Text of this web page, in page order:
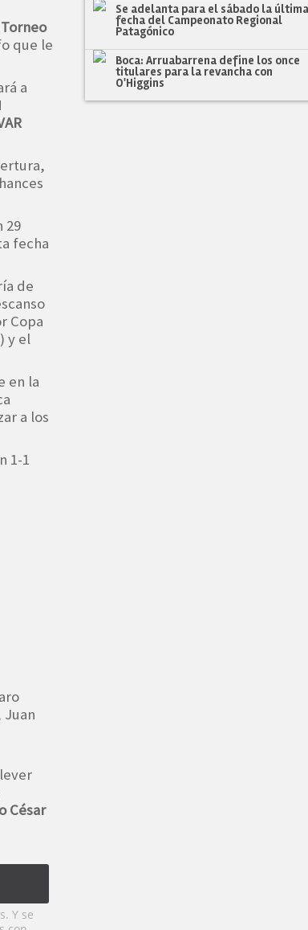
que le
a
29
fecha
de
Copa
y el
en la
a los
1-1
Juan
César
Y se
Se adelanta para el sábado la última
fecha del Campeonato Regional
Patagónico
Boca: Arruabarrena define los once
titulares para la revancha con
O'Higgins